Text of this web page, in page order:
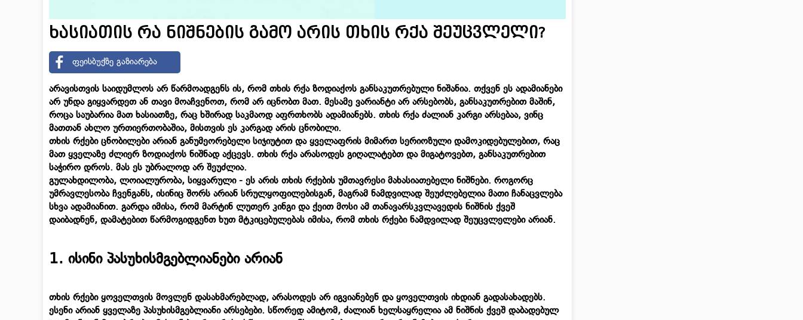
ხასიათის რა ნიშნების გამო არის თხის რქა შეუცვლელი?
ფეისბუქზე გაზიარება
არავისთვის საიდუმლოს არ წარმოადგენს ის, რომ თხის რქა ზოდიაქოს განსაკუთრებული ნიშანია. თქვენ ეს ადამიანები
არ უნდა გიყვარდეთ ან თავი მოაჩვენოთ, რომ არ იცნობთ მათ. მესამე ვარიანტი არ არსებობს, განსაკუთრებით მაშინ,
როცა საუბარია მათ ხასიათზე, რაც ხშირად საკმაოდ აფრთხობს ადამიანებს. თხის რქა ძალიან კარგი არსებაა, ვინც
მათთან ახლო ურთიერთობაშია, მისთვის ეს კარგად არის ცნობილი.
თხის რქები ცნობილები არიან განუმეორებელი სიჯიუტით და ყველაფრის მიმართ სერიოზული დამოკიდებულებით, რაც
მათ ყველაზე ძლიერ ზოდიაქოს ნიშნად აქცევს. თხის რქა არასოდეს გიღალატებთ და მიგატოვებთ, განსაკუთრებით
საჭირო დროს. მას ეს უბრალოდ არ შეუძლია.
გულახდილობა, ლოიალურობა, სიყვარული - ეს არის თხის რქების უმთავრესი მახასიათებელი ნიშნები. როგორც
უმრავლესობა ჩვენგანს, ისინიც შორს არიან სრულყოფილებისგან, მაგრამ ნამდვილად შეუძლებელია მათი ჩანაცვლება
სხვა ადამიანით. გარდა იმისა, რომ მარტინ ლუთერ კინგი და ქეით მოსი ამ თანავარსკვლავედის ნიშნის ქვეშ
დაიბადნენ, დამატებით წარმოგიდგენთ ხუთ მტკიცებულებას იმისა, რომ თხის რქები ნამდვილად შეუცვლელები არიან.
1. ისინი პასუხისმგებლიანები არიან
თხის რქები ყოველთვის მოვლენ დასახმარებლად, არასოდეს არ იგვიანებენ და ყოველთვის იხდიან გადასახადებს.
ესენი არიან ყველაზე პასუხისმგებლიანი არსებები. სწორედ ამიტომ, ძალიან ხელსაყრელია ამ ნიშნის ქვეშ დაბადებულ